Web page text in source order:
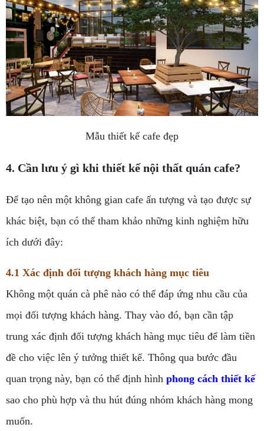
Mẫu thiết kế cafe đẹp
4. Cần lưu ý gì khi thiết kế nội thất quán cafe?
Để tạo nên một không gian cafe ấn tượng và tạo được sự
khác biệt, bạn có thể tham khảo những kinh nghiệm hữu
ích dưới đây:
4.1 Xác định đối tượng khách hàng mục tiêu
Không một quán cà phê nào có thể đáp ứng nhu cầu của
mọi đối tượng khách hàng. Thay vào đó, bạn cần tập
trung xác định đối tượng khách hàng mục tiêu để làm tiền
đề cho việc lên ý tưởng thiết kế. Thông qua bước đầu
quan trọng này, bạn có thể định hình phong cách thiết kế
sao cho phù hợp và thu hút đúng nhóm khách hàng mong
muốn.